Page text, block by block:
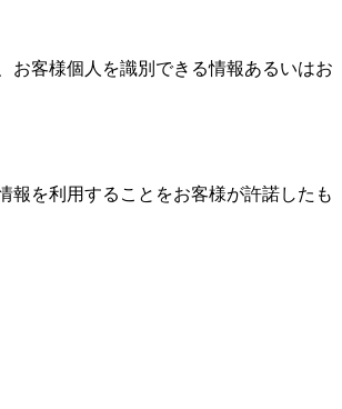
お客様個人を識別できる情報あるいはお
報を利用することをお客様が許諾したも